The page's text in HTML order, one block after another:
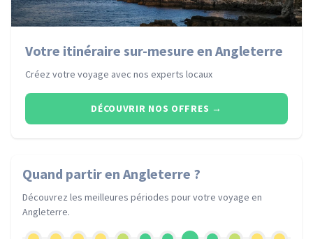
Votre itinéraire sur-mesure en Angleterre
Créez votre voyage avec nos experts locaux
DÉCOUVRIR NOS OFFRES →
Quand partiren Angleterre ?
Découvrez les meilleures périodes pour votre voyage en
Angleterre.